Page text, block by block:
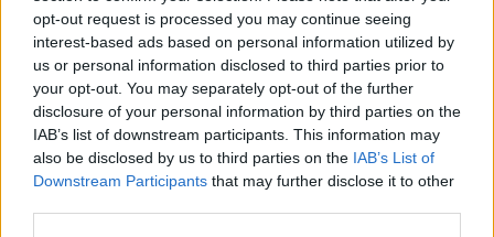
opt-out request is processed you may continue seeing
interest-based ads based on personal information utilized by
us or personal information disclosed to third parties prior to
your opt-out. You may separately opt-out of the further
disclosure of your personal information by third parties on the
IAB’s list of downstream participants. This information may
also be disclosed by us to third parties on the IAB’s List of
Downstream Participants that may further disclose it to other
En flytt till hemorten Revsund planeras och där ska